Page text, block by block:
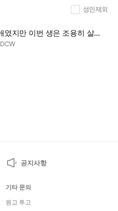
성인제외
전생에 악역 영애였지만 이번 생은 조용히 살겠습니다 [웹툰]
DCW
공지사항
기타 문의
원고 투고